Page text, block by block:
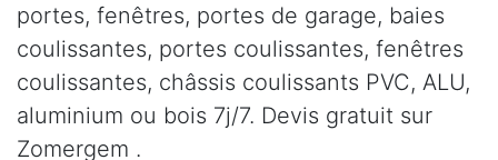
portes, fenêtres, portes de garage, baies
coulissantes, portes coulissantes, fenêtres
coulissantes, châssis coulissants PVC, ALU,
aluminium ou bois 7j/7. Devis gratuit sur
Zomergem .